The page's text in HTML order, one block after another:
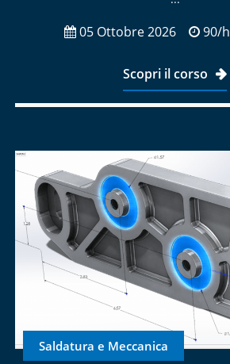
05 Ottobre 2026 90/h
Scopri il corso
Saldatura e Meccanica